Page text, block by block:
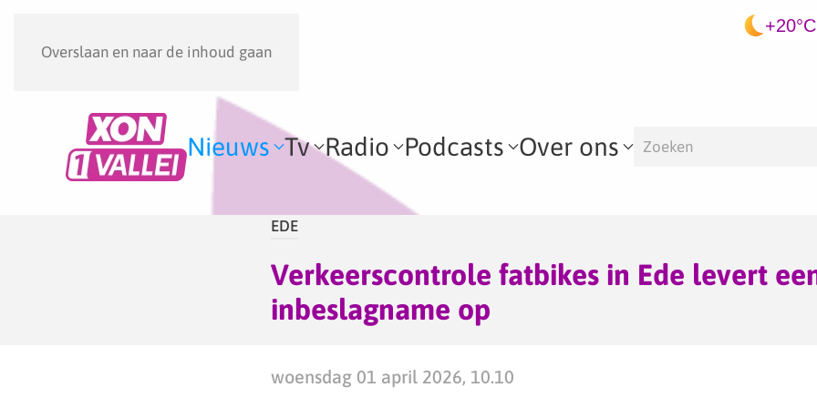
Overslaan en naar de inhoud gaan
+20°C
Nieuws Tv Radio Podcasts Over ons
EDE
Verkeerscontrole fatbikes in Ede levert
inbeslagname op
woensdag 01 april 2026, 10.10